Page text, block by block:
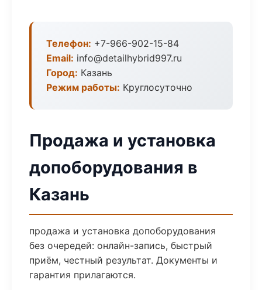
Телефон: +7-966-902-15-84
Email: info@detailhybrid997.ru
Город: Казань
Режим работы: Круглосуточно
Продажа и установка
допоборудования в
Казань
продажа и установка допоборудования
без очередей: онлайн-запись, быстрый
приём, честный результат. Документы и
гарантия прилагаются.